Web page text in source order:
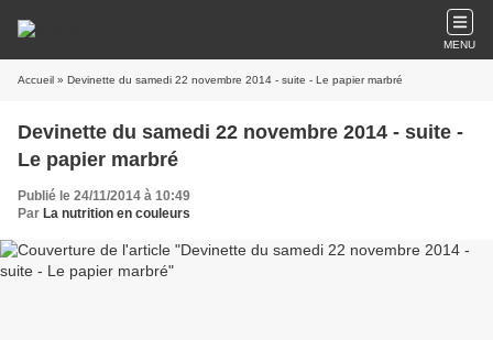
MENU
Accueil » Devinette du samedi 22 novembre 2014 - suite - Le papier marbré
Devinette du samedi 22 novembre 2014 - suite -
Le papier marbré
Publié le 24/11/2014 à 10:49
Par La nutrition en couleurs